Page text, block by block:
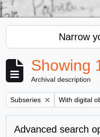
Narrow
Showing
Archival description
Remove filter:
Subseries Remove
With digital
Advanced search